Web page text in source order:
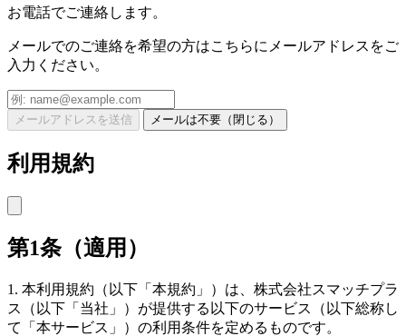
お電話でご連絡します。
メールでのご連絡を希望の方はこちらにメールアドレスをご
入力ください。
メールアドレスを送信 メールは不要（閉じる）
利用規約
第1条（適用）
1. 本利用規約（以下「本規約」）は、株式会社スマッチプラ
ス（以下「当社」）が提供する以下のサービス（以下総称し
て「本サービス」）の利用条件を定めるものです。